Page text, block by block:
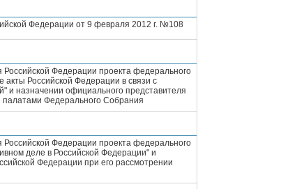
Федерации от 9 февраля 2012 г. №108
Федерации проекта федерального
Российской Федерации в связи с
назначении официального представителя
палатами Федерального Собрания
Федерации проекта федерального
деле в Российской Федерации" и
Федерации при его рассмотрении